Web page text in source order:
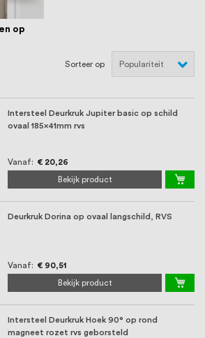
op
Sorteer op
Intersteel Deurkruk Jupiter basic op schild
ovaal 185x41mm rvs
Vanaf € 20,26
Bekijk product
Deurkruk Dorina op ovaal langschild, RVS
Vanaf € 90,51
Bekijk product
Intersteel Deurkruk Hoek 90° op rond
magneet rozet rvs geborsteld